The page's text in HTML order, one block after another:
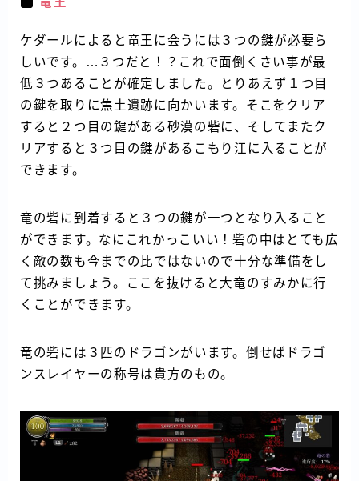
ケダールによると竜王に会うには３つの鍵が必要ら
しいです。…３つだと！？これで面倒くさい事が最
低３つあることが確定しました。とりあえず１つ目
の鍵を取りに焦土遺跡に向かいます。そこをクリア
すると２つ目の鍵がある砂漠の砦に、そしてまたク
リアすると３つ目の鍵があるこもり江に入ることが
できます。
竜の砦に到着すると３つの鍵が一つとなり入ること
ができます。なにこれかっこいい！砦の中はとても広
く敵の数も今までの比ではないので十分な準備をし
て挑みましょう。ここを抜けると大竜のすみかに行
くことができます。
竜の砦には３匹のドラゴンがいます。倒せばドラゴ
ンスレイヤーの称号は貴方のもの。